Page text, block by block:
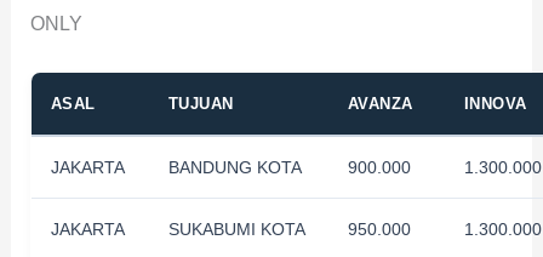
ONLY
ASAL TUJUAN AVANZA INNOVA
JAKARTA BANDUNG KOTA 900.000 1.300.000
JAKARTA SUKABUMI KOTA 950.000 1.300.000